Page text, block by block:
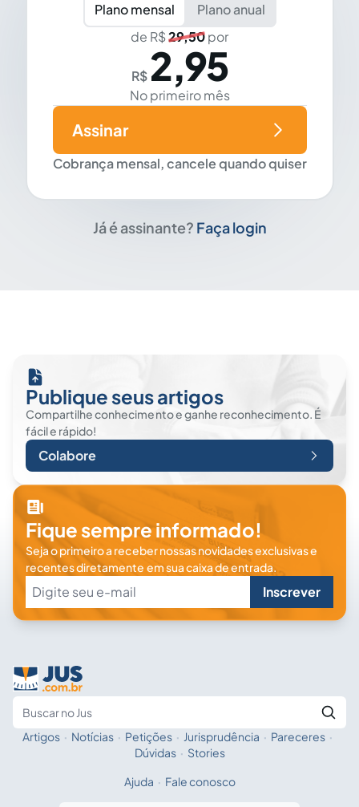
Plano mensal
Plano anual
de R$29,50por
R$ 2,95
No primeiro mês
Cobrança mensal, cancele quando quiser
Assinar
Já é assinante? Faça login
Publique seus artigos
Compartilhe conhecimento e ganhe reconhecimento. É
fácil e rápido!
Colabore
Fique sempre informado!
Seja o primeiro a receber nossas novidades exclusivas e
recentes diretamente em sua caixa de entrada.
Inscrever
Fale com a IA
Artigos · Notícias · Petições · Jurisprudência · Pareceres ·
Dúvidas · Stories
Ajuda · Fale conosco